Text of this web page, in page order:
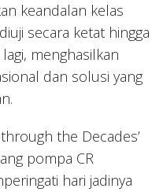
keandalan kelas
secara ketat hingga
menghasilkan
dan solusi yang
the Decades’
pompa CR
hari jadinya